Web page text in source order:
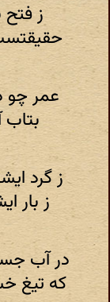
ز فتح
عمر چو
بتاب
ز گرد
ز بار
در آب
که تیغ